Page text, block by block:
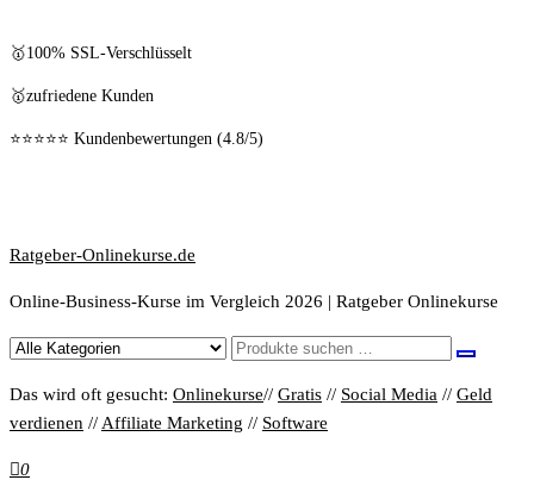
🥇100% SSL-Verschlüsselt
🥇zufriedene Kunden
⭐⭐⭐⭐⭐ Kundenbewertungen (4.8/5)
Ratgeber-Onlinekurse.de
Online-Business-Kurse im Vergleich 2026 | Ratgeber Onlinekurse
Das wird oft gesucht: Onlinekurse// Gratis // Social Media // Geld
verdienen // Affiliate Marketing // Software
0